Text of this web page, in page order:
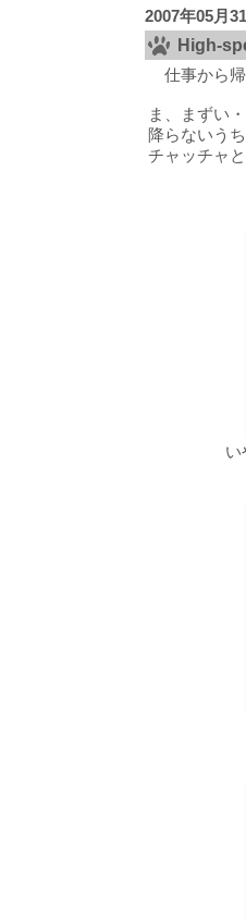
2007年05月
High-
仕事から帰
ま、まずい
降らないう
チャッチャ
い